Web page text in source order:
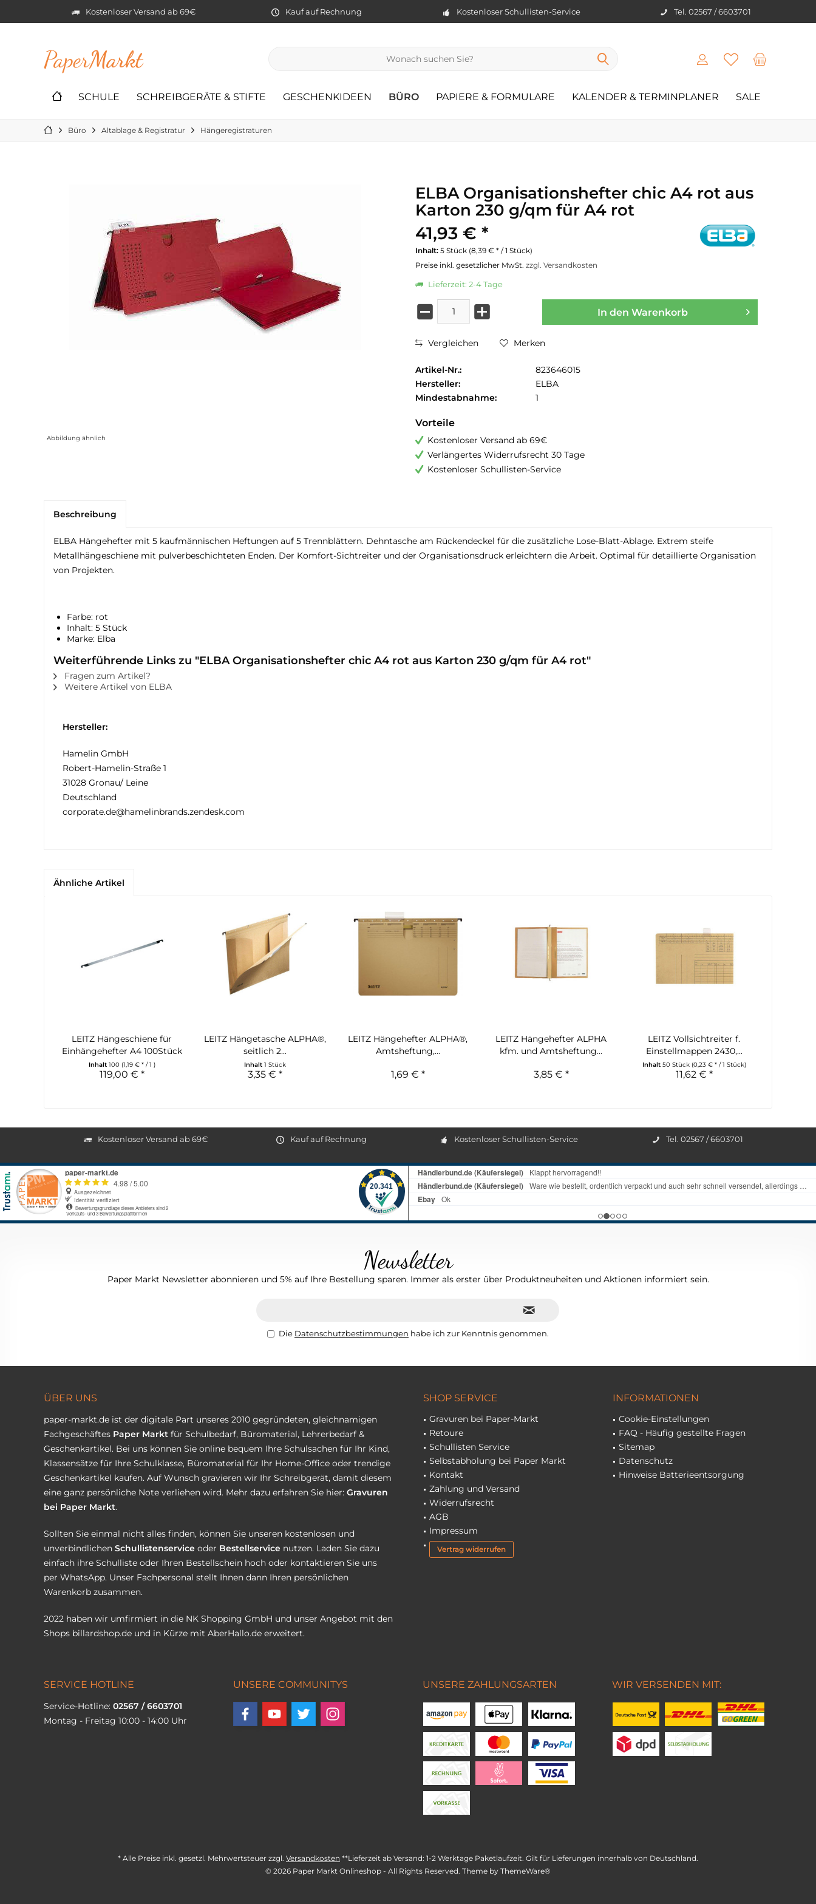
Kostenloser Versand ab 69€ Kauf auf Rechnung Kostenloser Schullisten-Service Tel. 02567 / 6603701
PaperMarkt
SCHULE SCHREIBGERÄTE & STIFTE GESCHENKIDEEN BÜRO PAPIERE & FORMULARE KALENDER & TERMINPLANER SALE
Büro Altablage & Registratur Hängeregistraturen
Abbildung ähnlich
ELBA Organisationshefter chic A4 rot aus
Karton 230 g/qm für A4 rot
41,93 € *
Inhalt: 5 Stück (8,39 € * / 1 Stück)
Preise inkl. gesetzlicher MwSt. zzgl. Versandkosten
Lieferzeit: 2-4 Tage
In den Warenkorb
Vergleichen Merken
Artikel-Nr.:
823646015
Hersteller:
ELBA
Mindestabnahme:
1
Vorteile
Kostenloser Versand ab 69€
Verlängertes Widerrufsrecht 30 Tage
Kostenloser Schullisten-Service
Beschreibung
ELBA Hängehefter mit 5 kaufmännischen Heftungen auf 5 Trennblättern. Dehntasche am Rückendeckel für die zusätzliche Lose-Blatt-Ablage. Extrem steife
Metallhängeschiene mit pulverbeschichteten Enden. Der Komfort-Sichtreiter und der Organisationsdruck erleichtern die Arbeit. Optimal für detaillierte Organisation
von Projekten.
Farbe: rot
Inhalt: 5 Stück
Marke: Elba
Weiterführende Links zu "ELBA Organisationshefter chic A4 rot aus Karton 230 g/qm für A4 rot"
Fragen zum Artikel?
Weitere Artikel von ELBA
Hersteller:
Hamelin GmbH
Robert-Hamelin-Straße 1
31028 Gronau/ Leine
Deutschland
corporate.de@hamelinbrands.zendesk.com
Ähnliche Artikel
LEITZ Hängeschiene für
Einhängehefter A4 100Stück
Inhalt 100 (1,19 € * / 1 )
119,00 € *
LEITZ Hängetasche ALPHA®,
seitlich 2...
Inhalt 1 Stück
3,35 € *
LEITZ Hängehefter ALPHA®,
Amtsheftung,...
1,69 € *
LEITZ Hängehefter ALPHA
kfm. und Amtsheftung...
3,85 € *
LEITZ Vollsichtreiter f.
Einstellmappen 2430,...
Inhalt 50 Stück (0,23 € * / 1 Stück)
11,62 € *
Kostenloser Versand ab 69€ Kauf auf Rechnung Kostenloser Schullisten-Service Tel. 02567 / 6603701
Newsletter
Paper Markt Newsletter abonnieren und 5% auf Ihre Bestellung sparen. Immer als erster über Produktneuheiten und Aktionen informiert sein.
Die Datenschutzbestimmungen habe ich zur Kenntnis genommen.
ÜBER UNS
paper-markt.de ist der digitale Part unseres 2010 gegründeten, gleichnamigen
Fachgeschäftes Paper Markt für Schulbedarf, Büromaterial, Lehrerbedarf &
Geschenkartikel. Bei uns können Sie online bequem Ihre Schulsachen für Ihr Kind,
Klassensätze für Ihre Schulklasse, Büromaterial für Ihr Home-Office oder trendige
Geschenkartikel kaufen. Auf Wunsch gravieren wir Ihr Schreibgerät, damit diesem
eine ganz persönliche Note verliehen wird. Mehr dazu erfahren Sie hier: Gravuren
bei Paper Markt.
Sollten Sie einmal nicht alles finden, können Sie unseren kostenlosen und
unverbindlichen Schullistenservice oder Bestellservice nutzen. Laden Sie dazu
einfach ihre Schulliste oder Ihren Bestellschein hoch oder kontaktieren Sie uns
per WhatsApp. Unser Fachpersonal stellt Ihnen dann Ihren persönlichen
Warenkorb zusammen.
2022 haben wir umfirmiert in die NK Shopping GmbH und unser Angebot mit den
Shops billardshop.de und in Kürze mit AberHallo.de erweitert.
SHOP SERVICE
Gravuren bei Paper-Markt
Retoure
Schullisten Service
Selbstabholung bei Paper Markt
Kontakt
Zahlung und Versand
Widerrufsrecht
AGB
Impressum
Vertrag widerrufen
INFORMATIONEN
Cookie-Einstellungen
FAQ - Häufig gestellte Fragen
Sitemap
Datenschutz
Hinweise Batterieentsorgung
SERVICE HOTLINE
Service-Hotline: 02567 / 6603701
Montag - Freitag 10:00 - 14:00 Uhr
UNSERE COMMUNITYS UNSERE ZAHLUNGSARTEN WIR VERSENDEN MIT:
* Alle Preise inkl. gesetzl. Mehrwertsteuer zzgl. Versandkosten **Lieferzeit ab Versand: 1-2 Werktage Paketlaufzeit. Gilt für Lieferungen innerhalb von Deutschland.
© 2026 Paper Markt Onlineshop - All Rights Reserved. Theme by ThemeWare®